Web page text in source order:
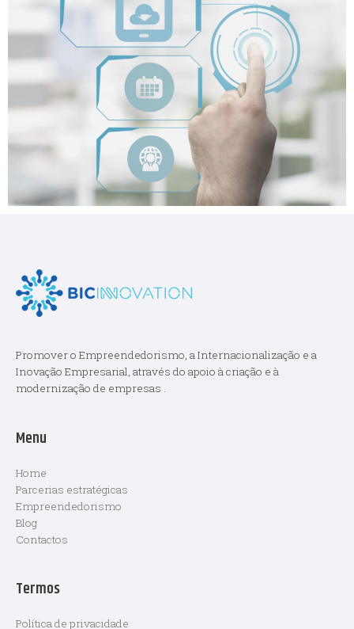
Promover o Empreendedorismo, a Internacionalização e a
Inovação Empresarial, através do apoio à criação e à
modernização de empresas .
Menu
Home
Parcerias estratégicas
Empreendedorismo
Blog
Contactos
Termos
Política de privacidade